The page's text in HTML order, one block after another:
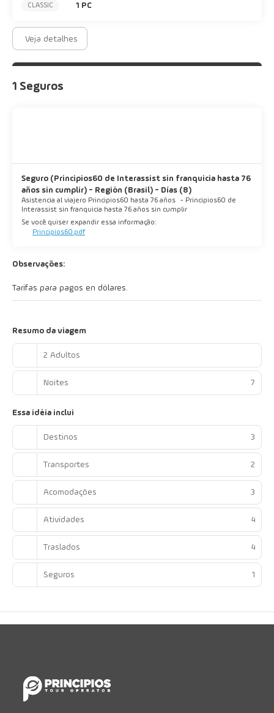
CLASSIC 1 PC
Veja detalhes
1 Seguros
Seguro (Principios60 de Interassist sin franquicia hasta 76
años sin cumplir) - Región (Brasil) - Días (8)
Asistencia al viajero Principios60 hasta 76 años - Principios60 de
Interassist sin franquicia hasta 76 años sin cumplir
Se você quiser expandir essa informação:
Principios60.pdf
Observações:
Tarifas para pagos en dólares.
Resumo da viagem
2 Adultos
Noites 7
Essa idéia inclui
Destinos 3
Transportes 2
Acomodações 3
Atividades 4
Traslados 4
Seguros 1